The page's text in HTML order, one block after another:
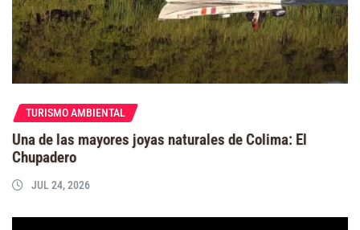
TURISMO AMBIENTAL
Una de las mayores joyas naturales de Colima: El
Chupadero
JUL 24, 2026